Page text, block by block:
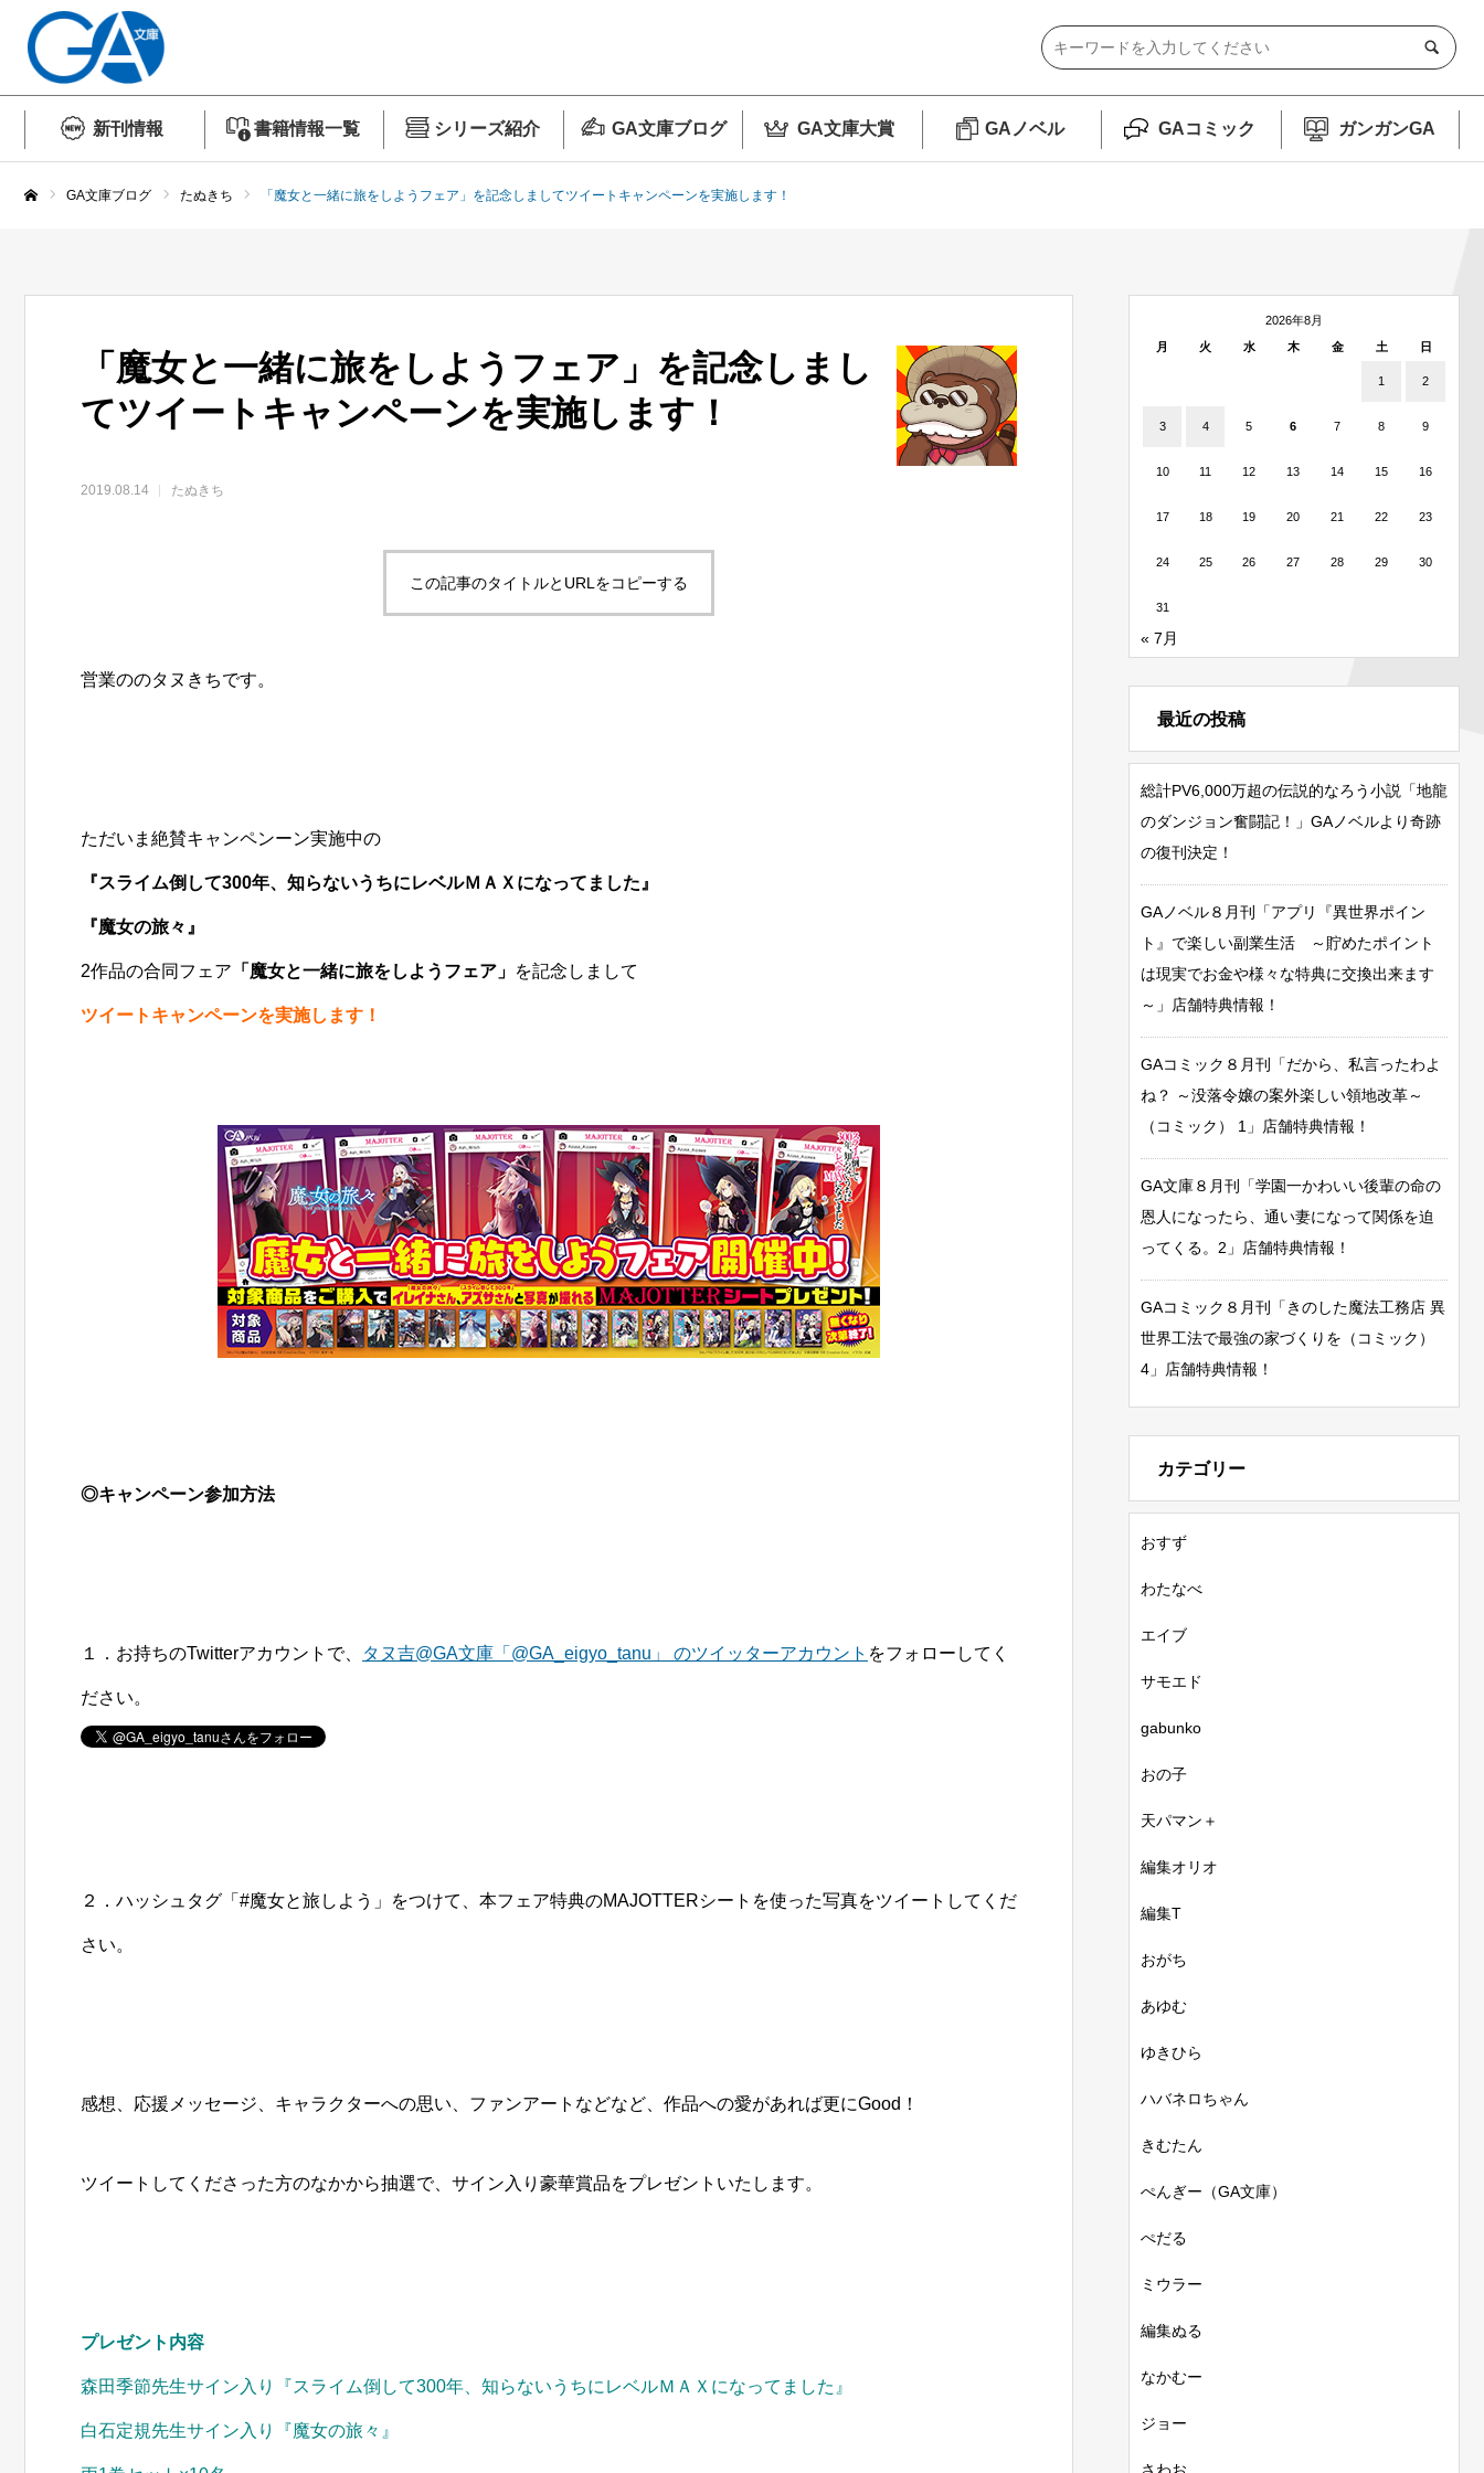
新刊情報 書籍情報一覧 シリーズ紹介 GA文庫ブログ GA文庫大賞 GAノベル GAコミック ガンガンGA
GA文庫ブログ たぬきち 「魔女と一緒に旅をしようフェア」を記念しましてツイートキャンペーンを実施します！
「魔女と一緒に旅をしようフェア」を記念しまし
てツイートキャンペーンを実施します！
2019.08.14 たぬきち
この記事のタイトルとURLをコピーする
営業ののタヌきちです。
ただいま絶賛キャンペンーン実施中の
『スライム倒して300年、知らないうちにレベルＭＡＸになってました』
『魔女の旅々』
2作品の合同フェア 「魔女と一緒に旅をしようフェア」 を記念しまして
ツイートキャンペーンを実施します！
◎キャンペーン参加方法
１．お持ちのTwitterアカウントで、 タヌ吉@GA文庫「@GA_eigyo_tanu」 のツイッターアカウント をフォローしてく
ださい。
２．ハッシュタグ「#魔女と旅しよう」をつけて、本フェア特典のMAJOTTERシートを使った写真をツイートしてくだ
さい。
感想、応援メッセージ、キャラクターへの思い、ファンアートなどなど、作品への愛があれば更にGood！
ツイートしてくださった方のなかから抽選で、サイン入り豪華賞品をプレゼントいたします。
プレゼント内容
森田季節先生サイン入り『スライム倒して300年、知らないうちにレベルＭＡＸになってました』
白石定規先生サイン入り『魔女の旅々』
2026年8月
月
火 水 木 金 土 日
1 2
3 4 5 6 7 8 9
10 11 12 13 14 15 16
17 18 19 20 21 22 23
24 25 26 27 28 29 30
31
« 7月
最近の投稿
総計PV6,000万超の伝説的なろう小説「地龍
のダンジョン奮闘記！」GAノベルより奇跡
の復刊決定！
GAノベル８月刊「アプリ『異世界ポイン
ト』で楽しい副業生活 ～貯めたポイント
は現実でお金や様々な特典に交換出来ます
～」店舗特典情報！
GAコミック８月刊「だから、私言ったわよ
ね？ ～没落令嬢の案外楽しい領地改革～
（コミック） 1」店舗特典情報！
GA文庫８月刊「学園一かわいい後輩の命の
恩人になったら、通い妻になって関係を迫
ってくる。2」店舗特典情報！
GAコミック８月刊「きのした魔法工務店 異
世界工法で最強の家づくりを（コミック）
4」店舗特典情報！
カテゴリー
おすず
わたなべ
エイブ
サモエド
gabunko
おの子
天パマン＋
編集オリオ
編集T
おがち
あゆむ
ゆきひら
ハバネロちゃん
きむたん
ぺんぎー（GA文庫）
ぺだる
ミウラー
編集ぬる
なかむー
ジョー